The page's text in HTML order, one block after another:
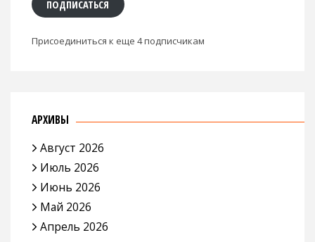
ПОДПИСАТЬСЯ
Присоединиться к еще 4 подписчикам
АРХИВЫ
Август 2026
Июль 2026
Июнь 2026
Май 2026
Апрель 2026